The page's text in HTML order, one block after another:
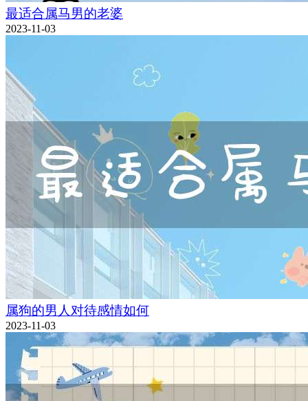
最适合属马男的老婆
2023-11-03
属狗的男人对待感情如何
2023-11-03